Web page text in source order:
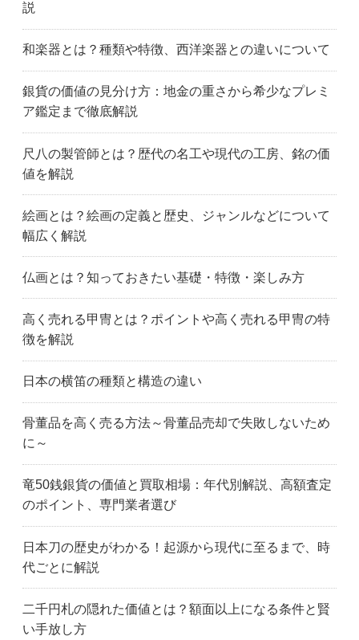
説
和楽器とは？種類や特徴、西洋楽器との違いについて
銀貨の価値の見分け方：地金の重さから希少なプレミ
ア鑑定まで徹底解説
尺八の製管師とは？歴代の名工や現代の工房、銘の価
値を解説
絵画とは？絵画の定義と歴史、ジャンルなどについて
幅広く解説
仏画とは？知っておきたい基礎・特徴・楽しみ方
高く売れる甲冑とは？ポイントや高く売れる甲冑の特
徴を解説
日本の横笛の種類と構造の違い
骨董品を高く売る方法～骨董品売却で失敗しないため
に～
竜50銭銀貨の価値と買取相場：年代別解説、高額査定
のポイント、専門業者選び
日本刀の歴史がわかる！起源から現代に至るまで、時
代ごとに解説
二千円札の隠れた価値とは？額面以上になる条件と賢
い手放し方